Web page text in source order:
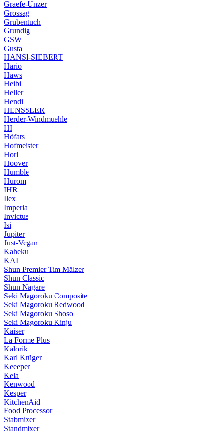
Graefe-Unzer
Grossag
Grubentuch
Grundig
GSW
Gusta
HANSI-SIEBERT
Hario
Haws
Heibi
Heller
Hendi
HENSSLER
Herder-Windmuehle
HI
Höfats
Hofmeister
Horl
Hoover
Humble
Hurom
IHR
Ilex
Imperia
Invictus
Isi
Jupiter
Just-Vegan
Kaheku
KAI
Shun Premier Tim Mälzer
Shun Classic
Shun Nagare
Seki Magoroku Composite
Seki Magoroku Redwood
Seki Magoroku Shoso
Seki Magoroku Kinju
Kaiser
La Forme Plus
Kalorik
Karl Krüger
Keeeper
Kela
Kenwood
Kesper
KitchenAid
Food Processor
Stabmixer
Standmixer